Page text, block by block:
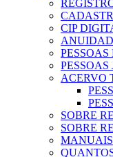
CIP
PESSOAS
ACERVO
SOBRE
SOBRE
MANUAIS